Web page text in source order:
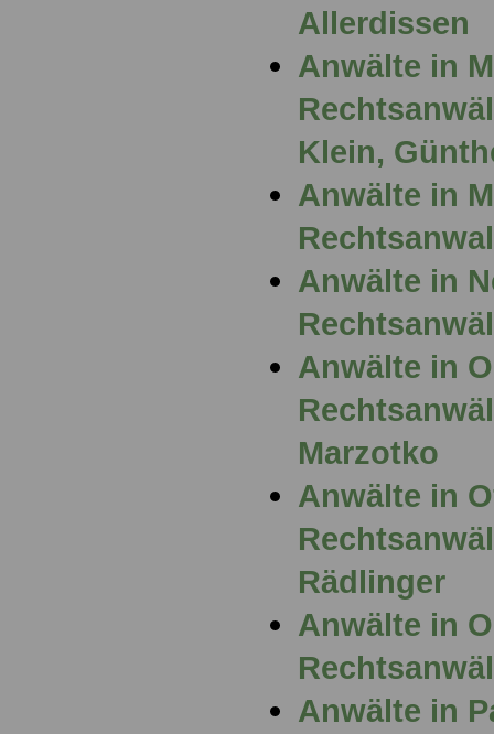
Allerdissen
Anwälte in
Klein,
Anwälte in
Anwälte in
Anwälte in
Marzotko
Anwälte in
Rädlinger
Anwälte in
Anwälte in